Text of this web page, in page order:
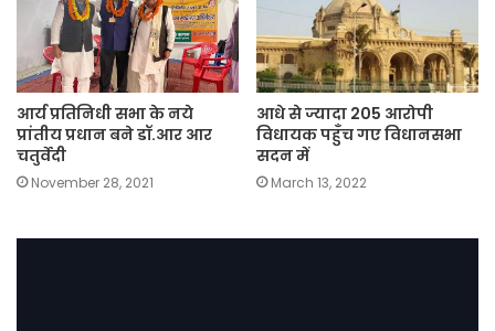
आर्य प्रतिनिधी सभा के नये
प्रांतीय प्रधान बने डॉ.आर आर
चतुर्वेदी
November 28, 2021
आधे से ज्यादा 205 आरोपी
विधायक पहुँच गए विधानसभा
सदन में
March 13, 2022